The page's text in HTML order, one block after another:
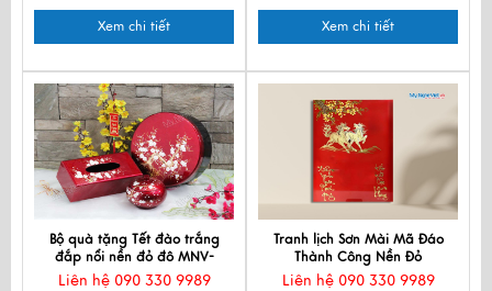
Xem chi tiết Xem chi tiết
Bộ quà tặng Tết đào trắng
đắp nổi nền đỏ đô MNV-
CBQT02
Liên hệ 090 330 9989
Tranh lịch Sơn Mài Mã Đáo
Thành Công Nền Đỏ
Liên hệ 090 330 9989